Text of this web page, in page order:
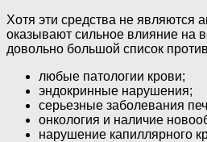
Хотя эти средства не являются
оказывают сильное влияние на
довольно большой список
любые патологии крови;
эндокринные нарушения;
серьезные заболевания
онкология и наличие
нарушение капиллярного